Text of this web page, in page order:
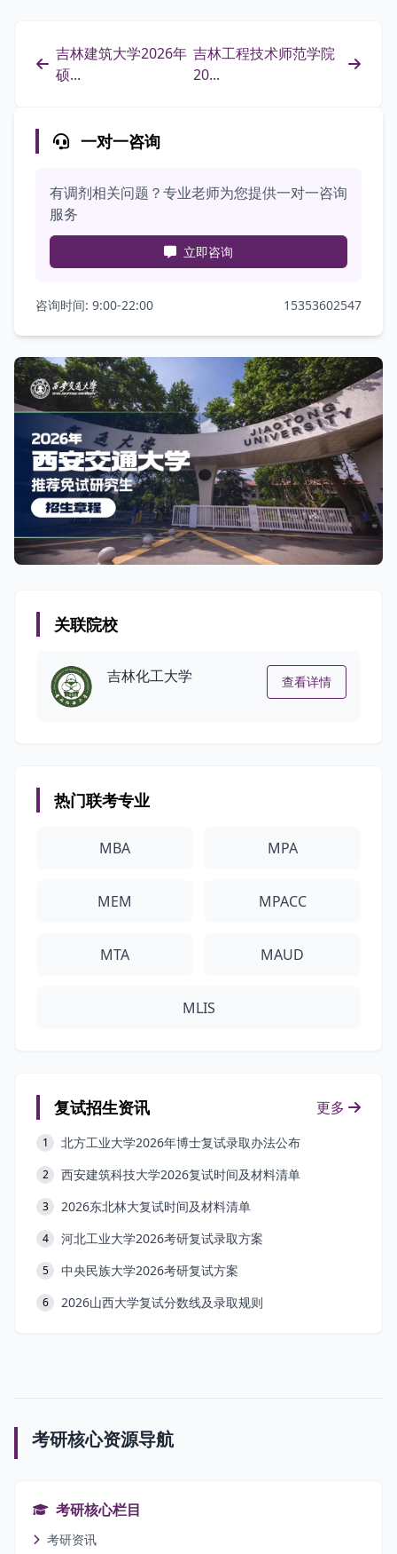
吉林建筑大学2026年
硕...
吉林工程技术师范学院
20...
一对一咨询
有调剂相关问题？专业老师为您提供一对一咨询
服务
立即咨询
咨询时间: 9:00-22:00 15353602547
关联院校
吉林化工大学 查看详情
热门联考专业
MBA MPA
MEM MPACC
MTA MAUD
MLIS
复试招生资讯 更多
1 北方工业大学2026年博士复试录取办法公布
2 西安建筑科技大学2026复试时间及材料清单
3 2026东北林大复试时间及材料清单
4 河北工业大学2026考研复试录取方案
5 中央民族大学2026考研复试方案
6 2026山西大学复试分数线及录取规则
考研核心资源导航
考研核心栏目
考研资讯